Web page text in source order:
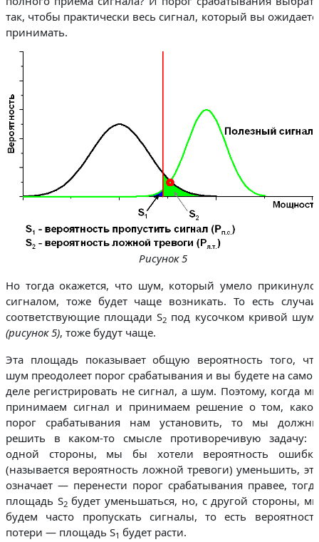
так, чтобы практически весь сигнал, который вы
принимать.
Рисунок 5
Но тогда окажется, что шум, который умело
сигналом, тоже будет чаще возникать. То есть
соответствующие площади S2 под кусочком кривой
(рисунок 5), тоже будут чаще.
Эта площадь показывает общую вероятность того,
шум преодолеет порог срабатывания и вы будете на
деле регистрировать не сигнал, а шум. Поэтому, когда
принимаем сигнал и принимаем решение о том,
порог срабатывания нам установить, то мы
решить в каком-то смысле противоречивую задачу:
одной стороны, мы бы хотели вероятность
(называется вероятность ложной тревоги) уменьшить,
означает — перенести порог срабатывания правее,
площадь S2будет уменьшаться, но, с другой стороны,
будем часто пропускать сигналы, то есть
потери — площадь S1 будет расти.